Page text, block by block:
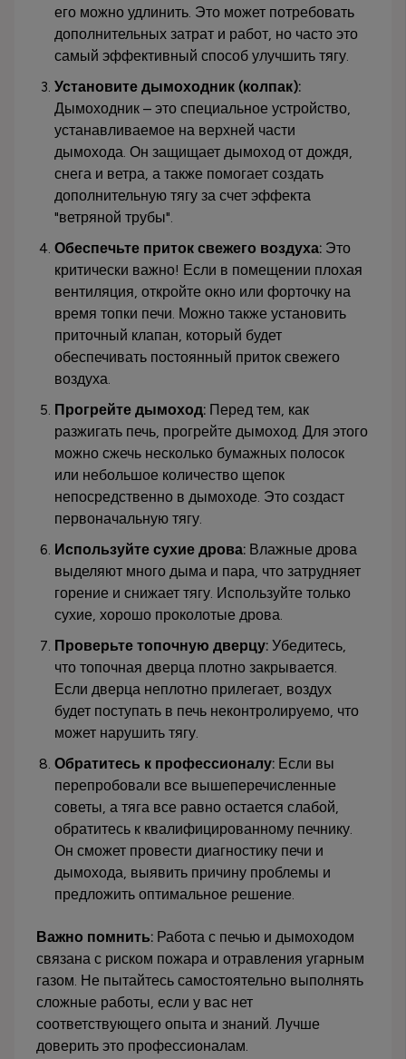
его можно удлинить. Это может потребовать
дополнительных затрат и работ, но часто это
самый эффективный способ улучшить тягу.
Установите дымоходник (колпак):
Дымоходник – это специальное устройство,
устанавливаемое на верхней части
дымохода. Он защищает дымоход от дождя,
снега и ветра, а также помогает создать
дополнительную тягу за счет эффекта
"ветряной трубы".
Обеспечьте приток свежего воздуха: Это
критически важно! Если в помещении плохая
вентиляция, откройте окно или форточку на
время топки печи. Можно также установить
приточный клапан, который будет
обеспечивать постоянный приток свежего
воздуха.
Прогрейте дымоход: Перед тем, как
разжигать печь, прогрейте дымоход. Для этого
можно сжечь несколько бумажных полосок
или небольшое количество щепок
непосредственно в дымоходе. Это создаст
первоначальную тягу.
Используйте сухие дрова: Влажные дрова
выделяют много дыма и пара, что затрудняет
горение и снижает тягу. Используйте только
сухие, хорошо проколотые дрова.
Проверьте топочную дверцу: Убедитесь,
что топочная дверца плотно закрывается.
Если дверца неплотно прилегает, воздух
будет поступать в печь неконтролируемо, что
может нарушить тягу.
Обратитесь к профессионалу: Если вы
перепробовали все вышеперечисленные
советы, а тяга все равно остается слабой,
обратитесь к квалифицированному печнику.
Он сможет провести диагностику печи и
дымохода, выявить причину проблемы и
предложить оптимальное решение.
Важно помнить: Работа с печью и дымоходом
связана с риском пожара и отравления угарным
газом. Не пытайтесь самостоятельно выполнять
сложные работы, если у вас нет
соответствующего опыта и знаний. Лучше
доверить это профессионалам.